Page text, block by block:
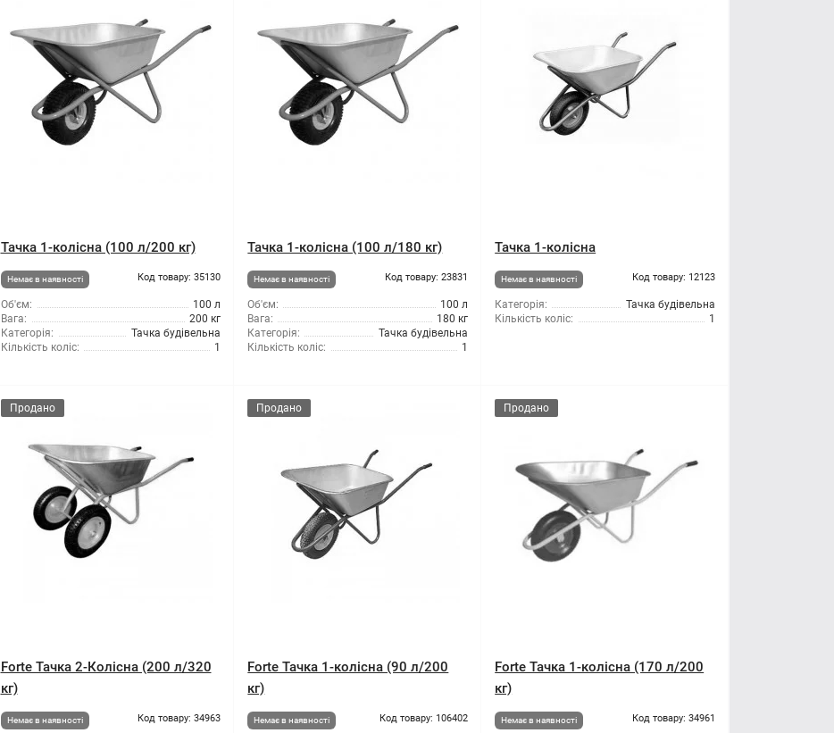
Тачка 1-колісна (100 л/200 кг)
Немає в наявності Код товару: 35130
Об'єм:
100 л
Вага:
200 кг
Категорія:
Тачка будівельна
Кількість коліс:
1
Тачка 1-колісна (100 л/180 кг)
Немає в наявності Код товару: 23831
Об'єм:
100 л
Вага:
180 кг
Категорія:
Тачка будівельна
Кількість коліс:
1
Тачка 1-колісна
Немає в наявності Код товару: 12123
Категорія:
Тачка будівельна
Кількість коліс:
1
Продано
Forte Тачка 2-Колісна (200 л/320
кг)
Немає в наявності Код товару: 34963
Продано
Forte Тачка 1-колісна (90 л/200
кг)
Немає в наявності Код товару: 106402
Продано
Forte Тачка 1-колісна (170 л/200
кг)
Немає в наявності Код товару: 34961